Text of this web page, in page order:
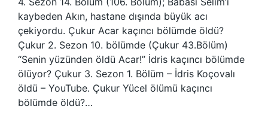
kaybeden Akın, hastane dışında büyük acı
çekiyordu. Çukur Acar kaçıncı bölümde öldü?
Çukur 2. Sezon 10. bölümde (Çukur 43.Bölüm)
“Senin yüzünden öldü Acar!” İdris kaçıncı bölümde
ölüyor? Çukur 3. Sezon 1. Bölüm – İdris Koçovalı
öldü – YouTube. Çukur Yücel ölümü kaçıncı
bölümde öldü?…